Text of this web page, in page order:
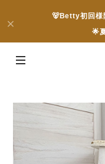
🐻Betty初回様
🌟